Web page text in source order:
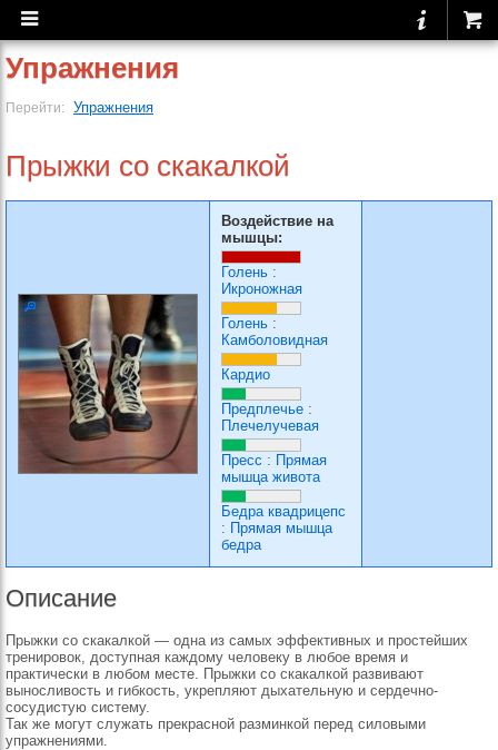
Упражнения
Перейти: Упражнения
Прыжки со скакалкой
Воздействие на
мышцы:
Голень :
Икроножная
Голень :
Камболовидная
Кардио
Предплечье :
Плечелучевая
Пресс : Прямая
мышца живота
Бедра квадрицепс
: Прямая мышца
бедра
Описание
Прыжки со скакалкой — одна из самых эффективных и простейших
тренировок, доступная каждому человеку в любое время и
практически в любом месте. Прыжки со скакалкой развивают
выносливость и гибкость, укрепляют дыхательную и сердечно-
сосудистую систему.
Так же могут служать прекрасной разминкой перед силовыми
упражнениями.